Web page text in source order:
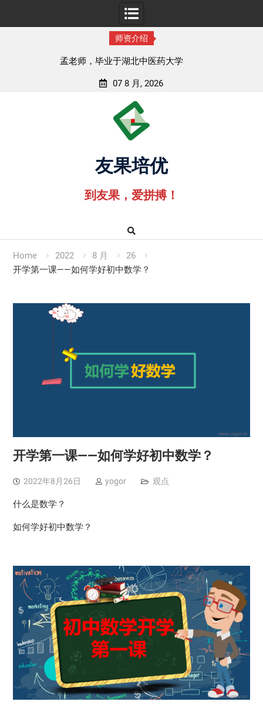
师资介绍
李老师，毕业于江苏师范大学
07 8 月, 2026
友果培优
到友果，爱拼搏！
Home 2022 8 月
26
开学第一课——如何学好初中数学？
开学第一课——如何学好初中数学？
2022年8月26日 yogor 观点
什么是数学？
如何学好初中数学？